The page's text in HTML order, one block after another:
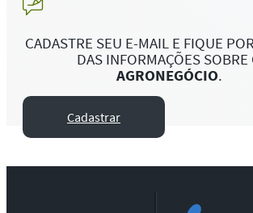
CADASTRE SEU E-MAIL E FIQUE
DAS INFORMAÇÕES SOBRE
AGRONEGÓCIO.
Cadastrar